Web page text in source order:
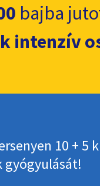
bajba
intenzív
10 + 5
gyógyulását!